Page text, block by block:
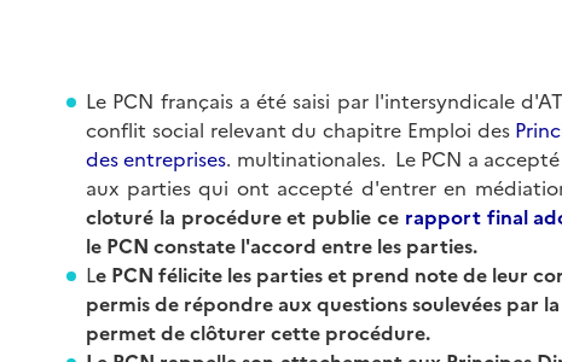
Le PCN français a été saisi par l'intersyndicale
conflit social relevant du chapitre Emploi des
des entreprises. multinationales. Le PCN a
aux parties qui ont accepté d'entrer en
cloturé la procédure et publie ce rapport final
le PCN constate l'accord entre les parties.
Le PCN félicite les parties et prend note de leur
permis de répondre aux questions soulevées par
permet de clôturer cette procédure.